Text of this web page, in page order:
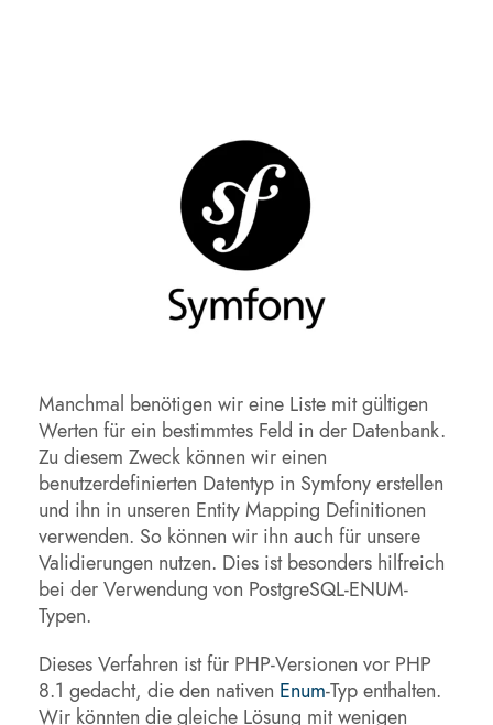
Manchmal benötigen wir eine Liste mit gültigen
Werten für ein bestimmtes Feld in der Datenbank.
Zu diesem Zweck können wir einen
benutzerdefinierten Datentyp in Symfony erstellen
und ihn in unseren Entity Mapping Definitionen
verwenden. So können wir ihn auch für unsere
Validierungen nutzen. Dies ist besonders hilfreich
bei der Verwendung von PostgreSQL-ENUM-
Typen.
Dieses Verfahren ist für PHP-Versionen vor PHP
8.1 gedacht, die den nativen Enum-Typ enthalten.
Wir könnten die gleiche Lösung mit wenigen